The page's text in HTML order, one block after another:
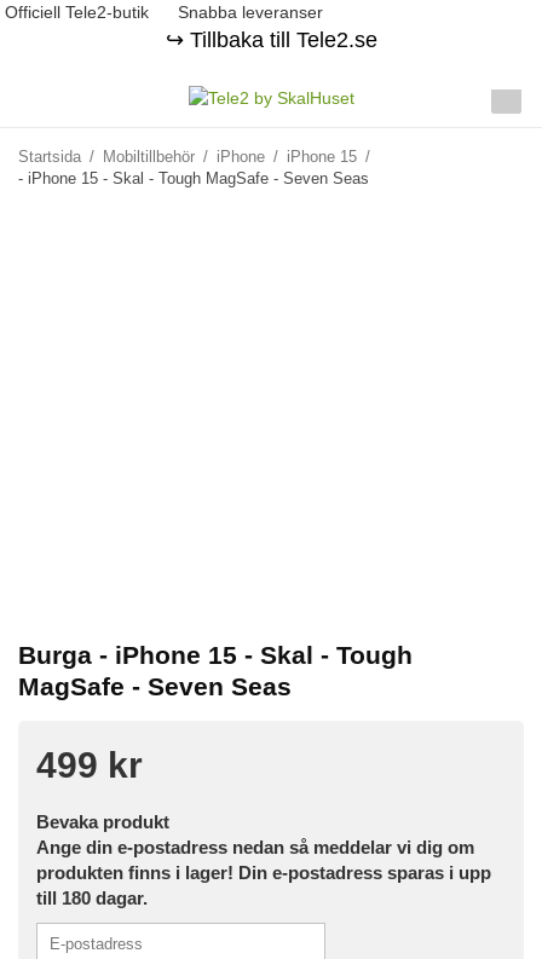
Officiell Tele2-butik Snabba leveranser
↪️ Tillbaka till Tele2.se
Startsida / Mobiltillbehör / iPhone / iPhone 15 /
- iPhone 15 - Skal - Tough MagSafe - Seven Seas
Burga - iPhone 15 - Skal - Tough
MagSafe - Seven Seas
499 kr
Bevaka produkt
Ange din e-postadress nedan så meddelar vi dig om
produkten finns i lager! Din e-postadress sparas i upp
till 180 dagar.